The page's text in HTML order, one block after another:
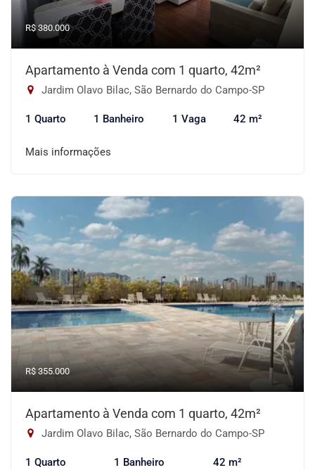
R$ 380.000
Apartamento à Venda com 1 quarto, 42m²
Jardim Olavo Bilac, São Bernardo do Campo-SP
1 Quarto 1 Banheiro 1 Vaga 42 m²
Mais informações
R$ 355.000
Apartamento à Venda com 1 quarto, 42m²
Jardim Olavo Bilac, São Bernardo do Campo-SP
1 Quarto 1 Banheiro 42 m²